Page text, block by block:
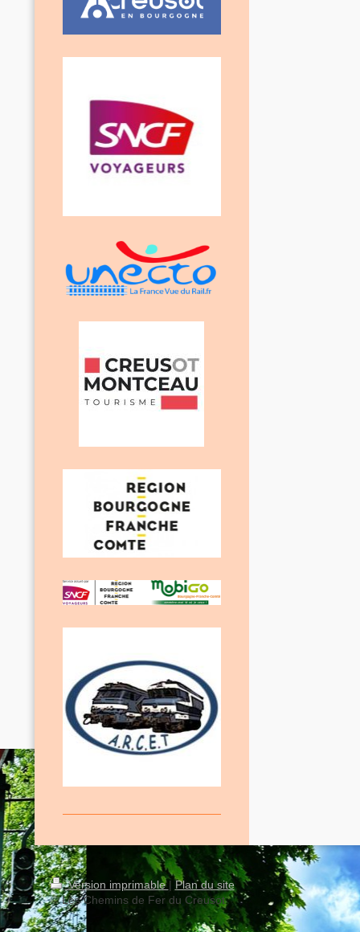
Version imprimable| Plan du site
© Les Chemins de Fer du Creusot